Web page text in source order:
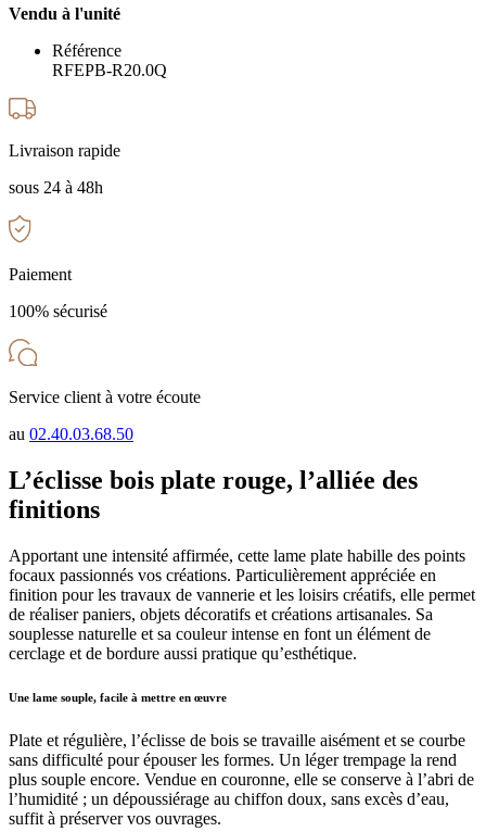
Vendu à l'unité
Référence
RFEPB-R20.0Q
Livraison rapide
sous 24 à 48h
Paiement
100% sécurisé
Service client à votre écoute
au 02.40.03.68.50
L’éclisse bois plate rouge, l’alliée des
finitions
Apportant une intensité affirmée, cette lame plate habille des points
focaux passionnés vos créations. Particulièrement appréciée en
finition pour les travaux de vannerie et les loisirs créatifs, elle permet
de réaliser paniers, objets décoratifs et créations artisanales. Sa
souplesse naturelle et sa couleur intense en font un élément de
cerclage et de bordure aussi pratique qu’esthétique.
Une lame souple, facile à mettre en œuvre
Plate et régulière, l’éclisse de bois se travaille aisément et se courbe
sans difficulté pour épouser les formes. Un léger trempage la rend
plus souple encore. Vendue en couronne, elle se conserve à l’abri de
l’humidité ; un dépoussiérage au chiffon doux, sans excès d’eau,
suffit à préserver vos ouvrages.